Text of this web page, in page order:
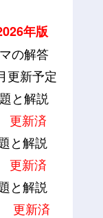
年版
の解答
更新予定
と解説
更新済
と解説
更新済
と解説
更新済